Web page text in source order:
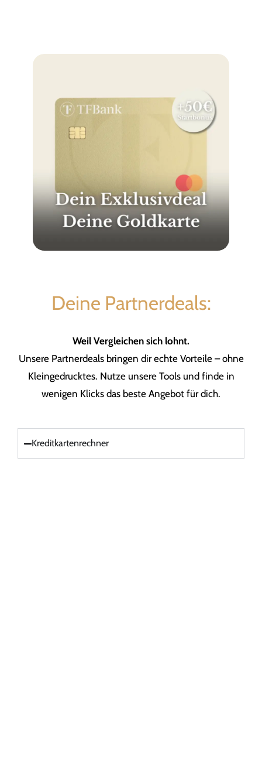
Deine Partnerdeals:
Weil Vergleichen sich lohnt.
Unsere Partnerdeals bringen dir echte Vorteile – ohne
Kleingedrucktes. Nutze unsere Tools und finde in
wenigen Klicks das beste Angebot für dich.
Kreditkartenrechner